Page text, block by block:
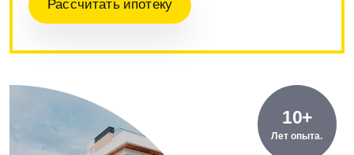
Рассчитать ипотеку
10+
Лет опыта.